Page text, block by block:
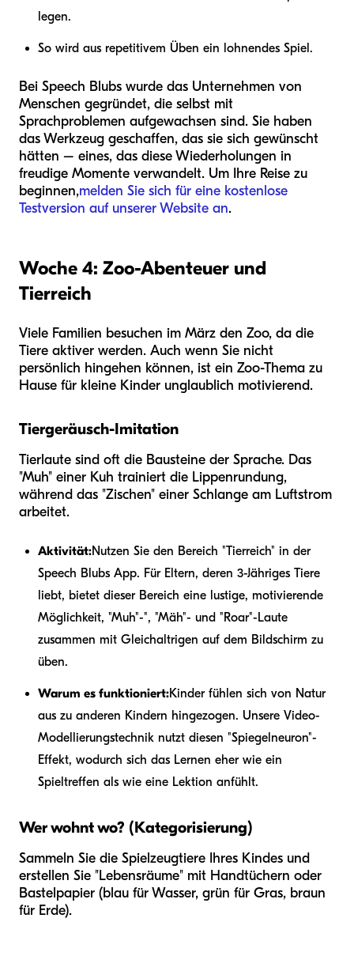
legen.
So wird aus repetitivem Üben ein lohnendes Spiel.
Bei Speech Blubs wurde das Unternehmen von
Menschen gegründet, die selbst mit
Sprachproblemen aufgewachsen sind. Sie haben
das Werkzeug geschaffen, das sie sich gewünscht
hätten – eines, das diese Wiederholungen in
freudige Momente verwandelt. Um Ihre Reise zu
beginnen,melden Sie sich für eine kostenlose
Testversion auf unserer Website an.
Woche 4: Zoo-Abenteuer und
Tierreich
Viele Familien besuchen im März den Zoo, da die
Tiere aktiver werden. Auch wenn Sie nicht
persönlich hingehen können, ist ein Zoo-Thema zu
Hause für kleine Kinder unglaublich motivierend.
Tiergeräusch-Imitation
Tierlaute sind oft die Bausteine der Sprache. Das
"Muh" einer Kuh trainiert die Lippenrundung,
während das "Zischen" einer Schlange am Luftstrom
arbeitet.
Aktivität:Nutzen Sie den Bereich "Tierreich" in der
Speech Blubs App. Für Eltern, deren 3-Jähriges Tiere
liebt, bietet dieser Bereich eine lustige, motivierende
Möglichkeit, "Muh"-", "Mäh"- und "Roar"-Laute
zusammen mit Gleichaltrigen auf dem Bildschirm zu
üben.
Warum es funktioniert:Kinder fühlen sich von Natur
aus zu anderen Kindern hingezogen. Unsere Video-
Modellierungstechnik nutzt diesen "Spiegelneuron"-
Effekt, wodurch sich das Lernen eher wie ein
Spieltreffen als wie eine Lektion anfühlt.
Wer wohnt wo? (Kategorisierung)
Sammeln Sie die Spielzeugtiere Ihres Kindes und
erstellen Sie "Lebensräume" mit Handtüchern oder
Bastelpapier (blau für Wasser, grün für Gras, braun
für Erde).